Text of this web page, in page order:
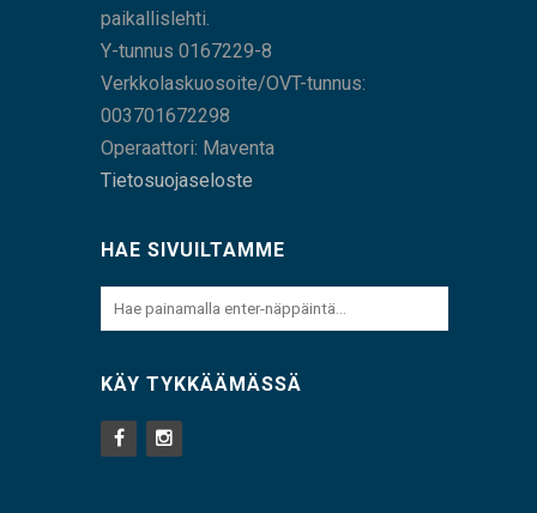
paikallislehti.
Y-tunnus 0167229-8
Verkkolaskuosoite/OVT-tunnus:
003701672298
Operaattori: Maventa
Tietosuojaseloste
HAE SIVUILTAMME
KÄY TYKKÄÄMÄSSÄ